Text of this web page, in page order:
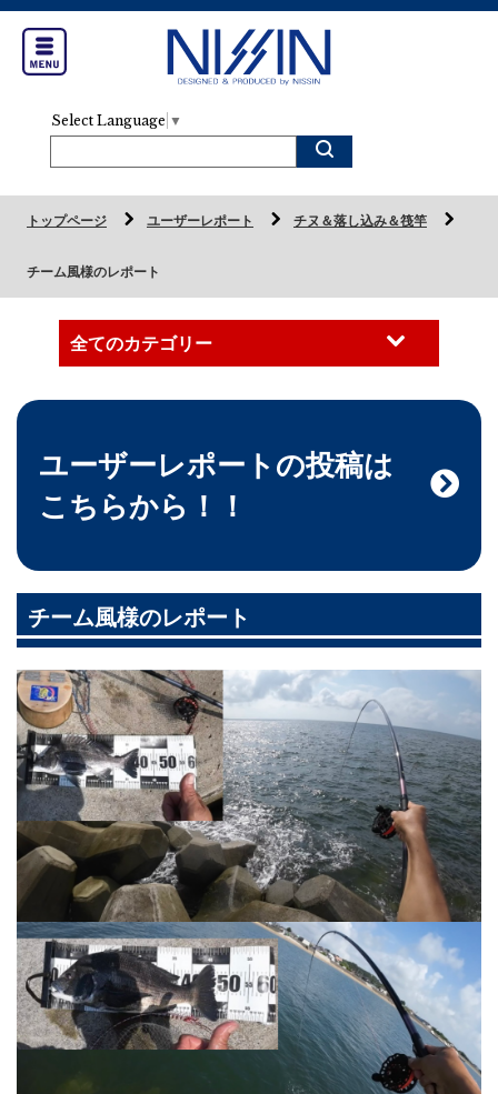
Select Language ▼
トップページ ユーザーレポート チヌ＆落し込み＆筏竿
チーム風様のレポート
ユーザーレポートの投稿は
こちらから！！
チーム風様のレポート